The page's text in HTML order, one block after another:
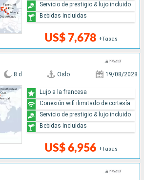
US$ 7,678 +Tasas
Servicio de prestigio & lujo incluido
Bebidas incluidas
8 d Oslo 19/08/2028
US$ 6,956 +Tasas
Lujo a la francesa
Conexión wifi ilimitado de cortesía
Servicio de prestigio & lujo incluido
Bebidas incluidas